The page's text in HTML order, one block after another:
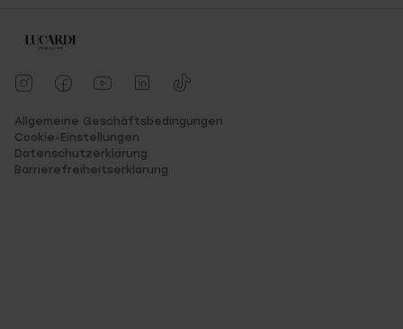
Allgemeine Geschäftsbedingungen
Cookie-Einstellungen
Datenschutzerklärung
Barrierefreiheitserklärung